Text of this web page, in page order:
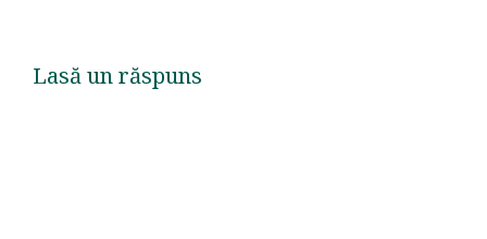
Lasă un răspuns